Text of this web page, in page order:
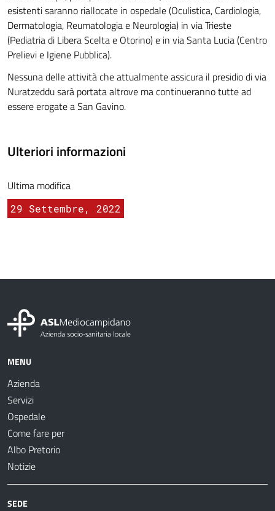
esistenti saranno riallocate in ospedale (Oculistica, Cardiologia,
Dermatologia, Reumatologia e Neurologia) in via Trieste
(Pediatria di Libera Scelta e Otorino) e in via Santa Lucia (Centro
Prelievi e Igiene Pubblica).
Nessuna delle attività che attualmente assicura il presidio di via
Nuratzeddu sarà portata altrove ma continueranno tutte ad
essere erogate a San Gavino.
Ulteriori informazioni
Ultima modifica
29 Settembre, 2022
MENU
Azienda
Servizi
Ospedale
Come fare per
Albo Pretorio
Notizie
SEDE